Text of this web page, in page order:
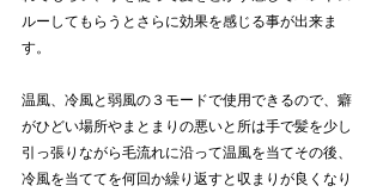
ルーしてもらうとさらに効果を感じる事が出来ま
す。
温風、冷風と弱風の３モードで使用できるので、癖
がひどい場所やまとまりの悪いと所は手で髪を少し
引っ張りながら毛流れに沿って温風を当てその後、
冷風を当ててを何回か繰り返すと収まりが良くなり